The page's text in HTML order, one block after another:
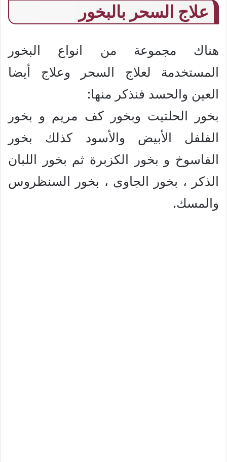
علاج السحر بالبخور
هناك مجموعة من انواع البخور
المستخدمة لعلاج السحر وعلاج أيضا
العين والحسد فنذكر منها:
بخور الحلتيت وبخور كف مريم و بخور
الفلفل الأبيض والأسود كذلك بخور
الفاسوخ و بخور الكزبرة ثم بخور اللبان
الذكر ، بخور الجاوى ، بخور السنظروس
والمسك.